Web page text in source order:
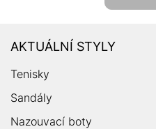
AKTUÁLNÍ STYLY
Tenisky
Sandály
Nazouvací boty